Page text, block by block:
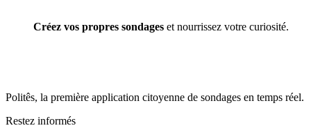
Créez vos propres sondages et nourrissez votre curiosité.
Politês, la première application citoyenne de sondages en temps réel.
Restez informés